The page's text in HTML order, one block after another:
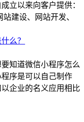
立以来向客户提供：
建设、网站开发、
么？
知道微信小程序怎么
序是可以自己制作
企业的名义应用相比